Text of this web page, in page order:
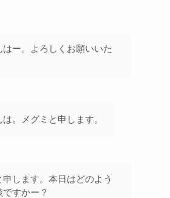
はー。よろしくお願いいた
は。メグミと申します。
申します。本日はどのよう
すかー？